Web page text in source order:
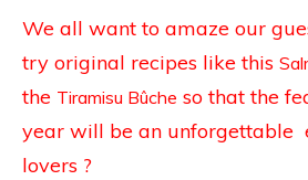
We all want to amaze our
try original recipes like this
the Tiramisu Bûche so that the
year will be an unforgettable
lovers ?